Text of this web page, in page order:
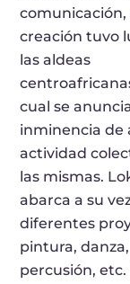
comunicación,
creación tuvo
las aldeas
cual se
inminencia de
actividad
las mismas.
abarca a su
diferentes
pintura, danza,
percusión, etc.